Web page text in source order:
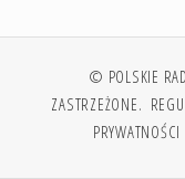
© POLSKIE
ZASTRZEŻONE.
PRYWATNOŚCI